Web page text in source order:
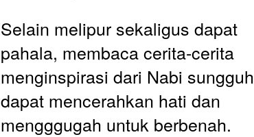
Selain melipur sekaligus dapat
pahala, membaca cerita-cerita
menginspirasi dari Nabi sungguh
dapat mencerahkan hati dan
mengggugah untuk berbenah.